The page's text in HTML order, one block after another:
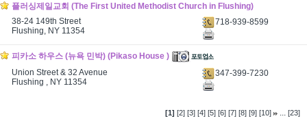
플러싱제일교회 (The First United Methodist Church in Flushing)
38-24 149th Street
Flushing, NY 11354
718-939-8599
피카소 하우스 (뉴욕 민박) (Pikaso House )
Union Street & 32 Avenue
Flushing , NY 11354
347-399-7230
[1] [2] [3] [4] [5] [6] [7] [8] [9] [10] ... [23]